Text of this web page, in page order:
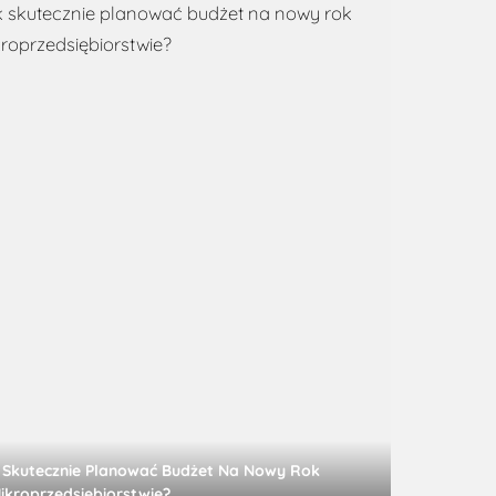
Planować Budżet Na Nowy Rok